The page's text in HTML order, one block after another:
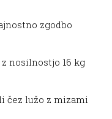
zgodbo
nosilnostjo 16 kg
čez lužo z mizami